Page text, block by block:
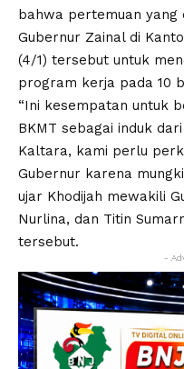
bahwa pertemuan yang
Gubernur Zainal di
(4/1) tersebut untuk
program kerja pada 10
“Ini kesempatan untuk
BKMT sebagai induk
Kaltara, kami perlu
Gubernur karena
ujar Khodijah mewakili
Nurlina, dan Titin
tersebut.
-